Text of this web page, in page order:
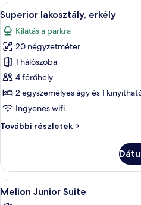
A
következő
szoba
összes
képének
megtekintése:
Superior
lakosztály,
erkély
5
Superior lakosztály, erkély
Kilátás a parkra
20 négyzetméter
1 hálószoba
4 férőhely
2 egyszemélyes ágy és 1
Ingyenes wifi
További részletek
Superior
részletei
A
következő
3
Melion Junior Suite